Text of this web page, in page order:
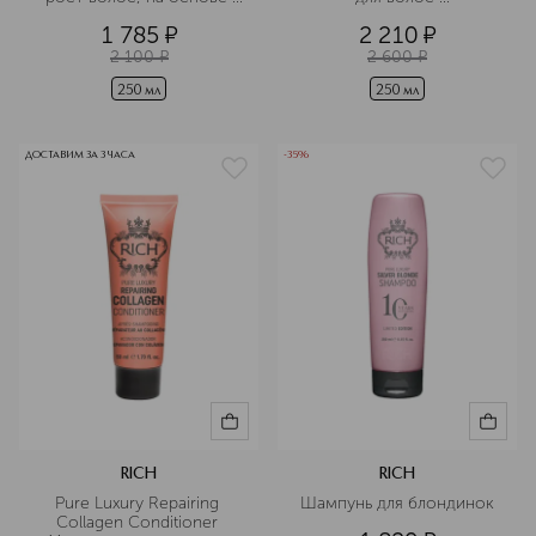
1 785 ¤
2 100 ¤
250 мл
коллагеновым уходом
2 210 ¤
2 600 ¤
250 мл
ДОСТАВИМ ЗА 3 ЧАСА
RICH
Pure Luxury Repairing
Collagen Conditioner
-35%
RICH
Шампунь для блондинок